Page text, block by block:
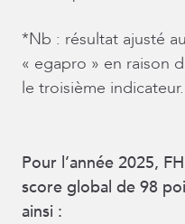
*Nb : résultat ajusté
« egapro » en raison
le troisième indicateur.
Pour l’année 2025,
score global de 98
ainsi :